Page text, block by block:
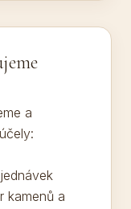
a
kamenů a